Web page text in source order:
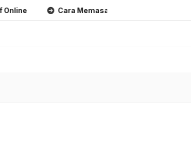
Cara Memasarkan Produk Digital Kreatif Online